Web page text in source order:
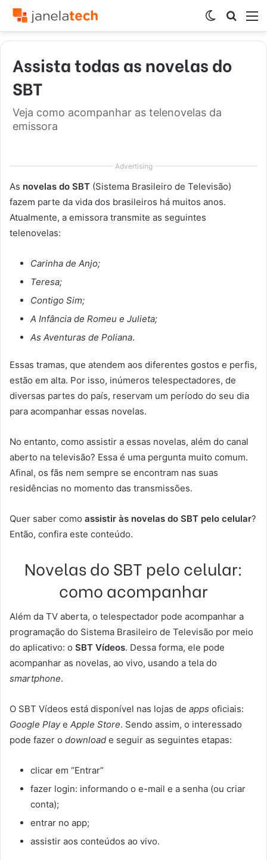
por
Switch
skin
Assista todas as novelas do
SBT
Veja como acompanhar as telenovelas da
emissora
Advertising
As novelas do SBT (Sistema Brasileiro de Televisão)
fazem parte da vida dos brasileiros há muitos anos.
Atualmente, a emissora transmite as seguintes
telenovelas:
Carinha de Anjo;
Teresa;
Contigo Sim;
A Infância de Romeu e Julieta;
As Aventuras de Poliana.
Essas tramas, que atendem aos diferentes gostos e perfis,
estão em alta. Por isso, inúmeros telespectadores, de
diversas partes do país, reservam um período do seu dia
para acompanhar essas novelas.
No entanto, como assistir a essas novelas, além do canal
aberto na televisão? Essa é uma pergunta muito comum.
Afinal, os fãs nem sempre se encontram nas suas
residências no momento das transmissões.
Quer saber como assistir às novelas do SBT pelo celular?
Então, confira este conteúdo.
Novelas do SBT pelo celular:
como acompanhar
Além da TV aberta, o telespectador pode acompanhar a
programação do Sistema Brasileiro de Televisão por meio
do aplicativo: o SBT Vídeos. Dessa forma, ele pode
acompanhar as novelas, ao vivo, usando a tela do
smartphone.
O SBT Vídeos está disponível nas lojas de apps oficiais:
Google Playe Apple Store. Sendo assim, o interessado
pode fazer o download e seguir as seguintes etapas:
clicar em “Entrar”
fazer login: informando o e-mail e a senha (ou criar
conta);
entrar no app;
assistir aos conteúdos ao vivo.